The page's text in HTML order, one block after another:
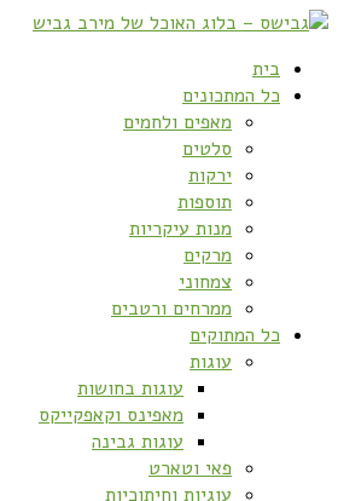
בית
כל המתכונים
מאפים ולחמים
סלטים
ירקות
תוספות
מנות עיקריות
מרקים
צמחוני
ממרחים ורטבים
כל המתוקים
עוגות
עוגות בחושות
מאפינס וקאפקייקס
עוגות גבינה
פאי וטארט
עוגיות וחיתוכיות